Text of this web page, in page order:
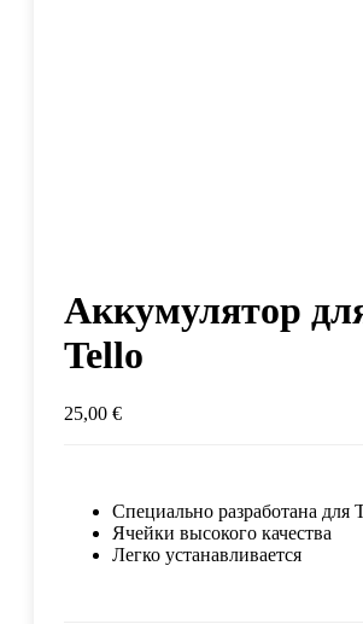
Аккумулятор
Tello
25,00 €
Специально разработана для
Ячейки высокого качества
Легко устанавливается